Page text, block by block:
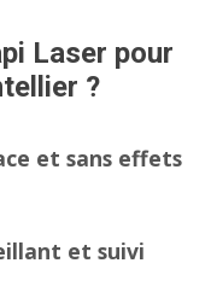
Laser pour
?
et sans effets
et suivi